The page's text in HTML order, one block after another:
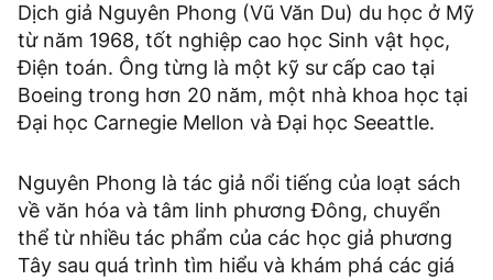
Dịch giả Nguyên Phong (Vũ Văn Du) du học ở Mỹ
từ năm 1968, tốt nghiệp cao học Sinh vật học,
Điện toán. Ông từng là một kỹ sư cấp cao tại
Boeing trong hơn 20 năm, một nhà khoa học tại
Đại học Carnegie Mellon và Đại học Seeattle.
Nguyên Phong là tác giả nổi tiếng của loạt sách
về văn hóa và tâm linh phương Đông, chuyển
thể từ nhiều tác phẩm của các học giả phương
Tây sau quá trình tìm hiểu và khám phá các giá